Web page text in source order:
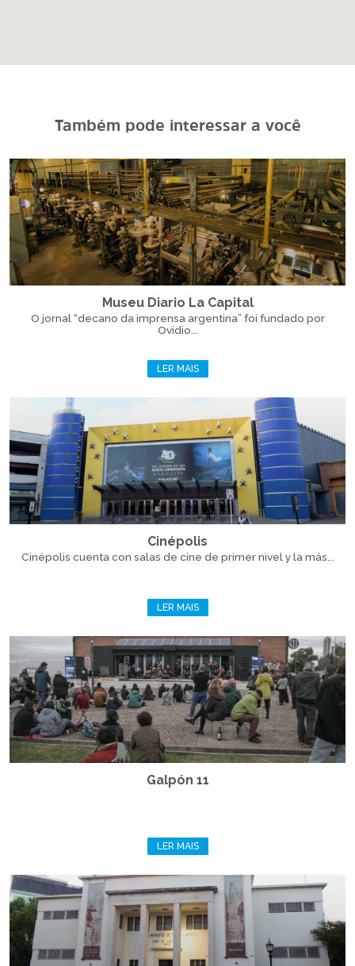
Também pode interessar a você
Museu Diario La Capital
O jornal “decano da imprensa argentina” foi fundado por
Ovidio...
LER MAIS
Cinépolis
Cinépolis cuenta con salas de cine de primer nivel y la más...
LER MAIS
Galpón 11
LER MAIS